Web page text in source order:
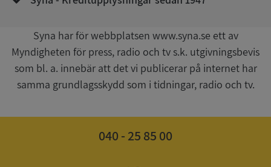
Syna har för webbplatsen www.syna.se ett av
Myndigheten för press, radio och tv s.k. utgivningsbevis
som bl. a. innebär att det vi publicerar på internet har
samma grundlagsskydd som i tidningar, radio och tv.
040 - 25 85 00
VISITOR_PRIVACY_METADATA
YouTube
.youtube.com
5 månader
4 veckor
Privacy Policy